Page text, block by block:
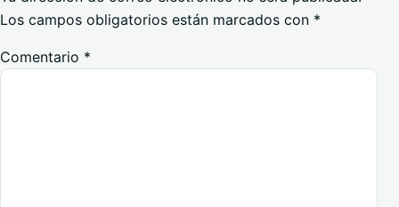
Los campos obligatorios están marcados con *
Comentario *